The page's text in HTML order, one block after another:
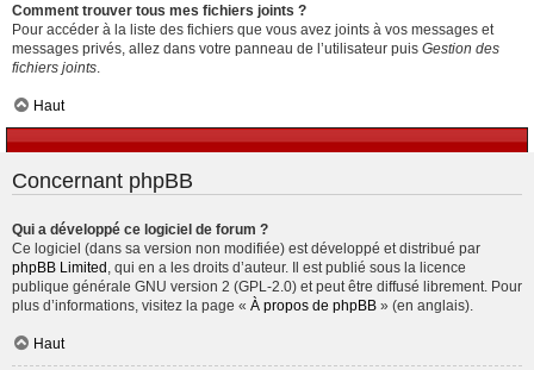
Comment trouver tous mes fichiers joints ?
Pour accéder à la liste des fichiers que vous avez joints à vos messages et
messages privés, allez dans votre panneau de l’utilisateur puis Gestion des
fichiers joints
Haut
Concernant phpBB
Qui a développé ce logiciel de forum ?
Ce logiciel (dans sa version non modifiée) est développé et distribué par
phpBB Limited , qui en a les droits d’auteur. Il est publié sous la licence
publique générale GNU version 2 (GPL-2.0) et peut être diffusé librement. Pour
plus d’informations, visitez la page « À propos de phpBB » (en anglais).
Haut